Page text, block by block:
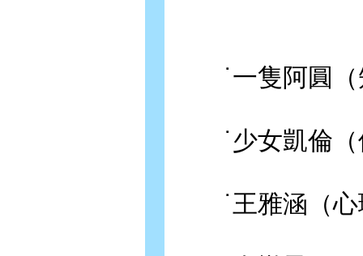
˙一隻阿圓（
˙少女凱倫（
˙王雅涵（心